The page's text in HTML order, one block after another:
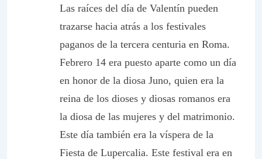
Las raíces del día de Valentín pueden
trazarse hacia atrás a los festivales
paganos de la tercera centuria en Roma.
Febrero 14 era puesto aparte como un día
en honor de la diosa Juno, quien era la
reina de los dioses y diosas romanos era
la diosa de las mujeres y del matrimonio.
Este día también era la víspera de la
Fiesta de Lupercalia. Este festival era en